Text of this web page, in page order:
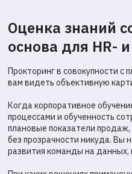
Оценка знаний
основа для HR-
Прокторинг в совокупности с
вам видеть объективную
Когда корпоративное
процессами и обученность
плановые показатели продаж,
без прозрачности никуда. Вы
развития команды на
Политика в области
© 2016-2026